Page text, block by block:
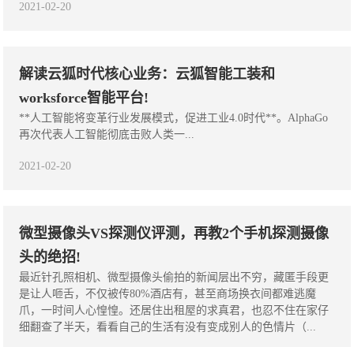
2021-02-20
解读云狐时代核心业务：云狐智能工装和
worksforce智能平台!
**人工智能将变革行业发展模式，促进工业4.0时代**。AlphaGo
再次代表人工智能彻底击败人类一...
2021-02-20
微型摄像头VS探测仪评测，再教2个手机探测摄像
头的绝招!
最近针孔照相机、微型摄像头偷拍的新闻层出不穷，藏匿手段更
是让人咂舌，不仅被传80%酒店有，甚至商场换衣间都难逃魔
爪，一时间人心惶惶。还居住出租屋的求真君，也忍不住在家仔
细翻查了半天，看看自己的生活有没有变成别人的色情片（...